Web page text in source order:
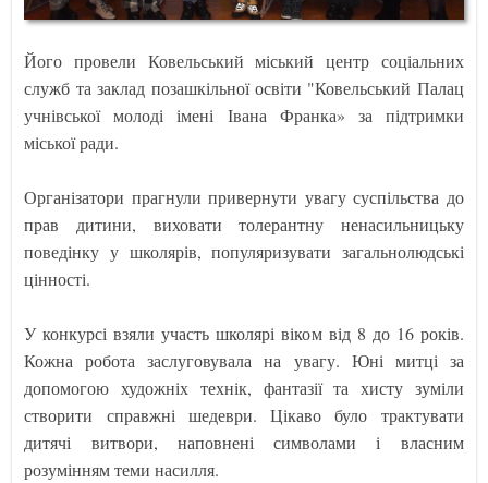
Його провели Ковельський міський центр соціальних
служб та заклад позашкільної освіти "Ковельський Палац
учнівської молоді імені Івана Франка» за підтримки
міської ради.
Організатори прагнули привернути увагу суспільства до
прав дитини, виховати толерантну ненасильницьку
поведінку у школярів, популяризувати загальнолюдські
цінності.
У конкурсі взяли участь школярі віком від 8 до 16 років.
Кожна робота заслуговувала на увагу. Юні митці за
допомогою художніх технік, фантазії та хисту зуміли
створити справжні шедеври. Цікаво було трактувати
дитячі витвори, наповнені символами і власним
розумінням теми насилля.